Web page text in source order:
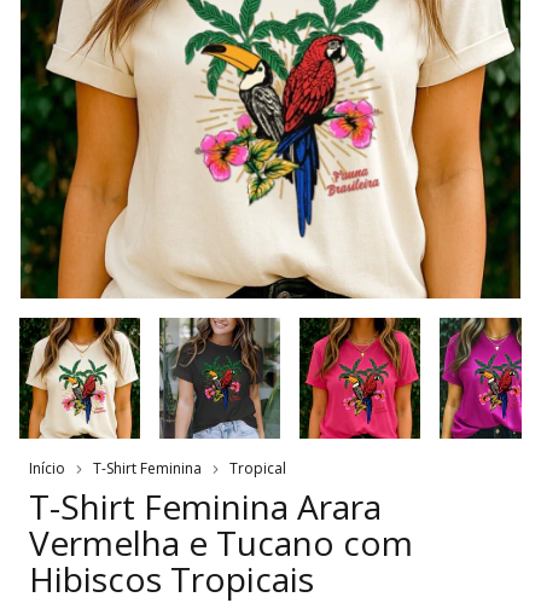
Início T-Shirt Feminina Tropical
T-Shirt Feminina Arara
Vermelha e Tucano com
Hibiscos Tropicais